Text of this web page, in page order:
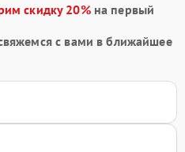
скидку 20%на первый
с вами в ближайшее